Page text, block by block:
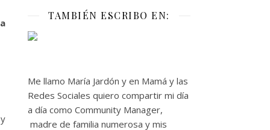
TAMBIÉN ESCRIBO EN:
Me llamo María Jardón y en Mamá y las
Redes Sociales quiero compartir mi día
a día como Community Manager,
madre de familia numerosa y mis